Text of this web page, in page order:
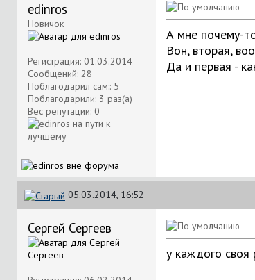
edinros
Новичок
Регистрация: 01.03.2014
Сообщений: 28
Поблагодарил сам:: 5
Поблагодарили: 3 раз(а)
Вес репутации: 0
А мне почему-
Вон, вторая,
Да и первая -
05.03.2014, 16:52
Сергей Сергеев
у каждого своя